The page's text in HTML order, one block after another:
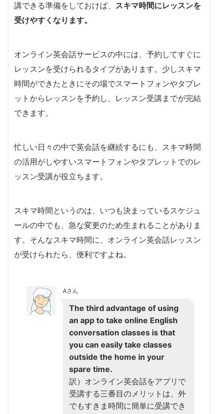
講できる準備をしておけば、 スキマ時間にレッスンを
受けやすくなります。
オンライン英会話サービスの中には、予約してすぐに
レッスンを受けられるタイプがあります。少しスキマ
時間ができたときにその場でスマートフォンやタブレ
ットからレッスンを予約し、レッスン受講までが完結
できます。
忙しい日々の中で英会話を継続するにも、スキマ時間
の活用がしやすいスマートフォンやタブレットでのレ
ッスン受講が役立ちます。
スキマ時間というのは、いつも決まっているスケジュ
ールの中でも、急な変更のため生まれることがありま
す。そんなスキマ時間に、オンライン英会話レッスン
が受けられたら、便利ですよね。
Aさん
The third advantage of using
an app to take online English
conversation classes is that
you can easily take classes
outside the home in your
spare time.
訳）オンライン英会話をアプリで
受講する三番目のメリットは、外
でもすきま時間に簡単に受講でき